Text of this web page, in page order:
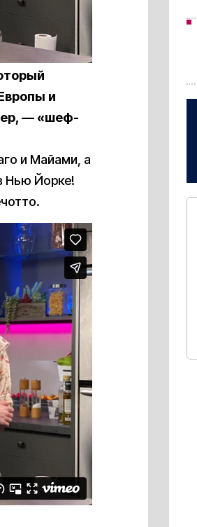
и
— «шеф-
и Майами, а
Нью Йорке!